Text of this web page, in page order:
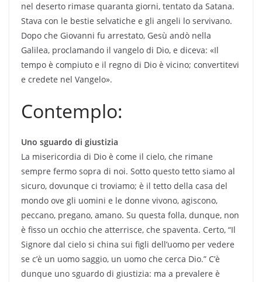
nel deserto rimase quaranta giorni, tentato da Satana.
Stava con le bestie selvatiche e gli angeli lo servivano.
Dopo che Giovanni fu arrestato, Gesù andò nella
Galilea, proclamando il vangelo di Dio, e diceva: «Il
tempo è compiuto e il regno di Dio è vicino; convertitevi
e credete nel Vangelo».
Contemplo:
Uno sguardo di giustizia
La misericordia di Dio è come il cielo, che rimane
sempre fermo sopra di noi. Sotto questo tetto siamo al
sicuro, dovunque ci troviamo; è il tetto della casa del
mondo ove gli uomini e le donne vivono, agiscono,
peccano, pregano, amano. Su questa folla, dunque, non
è fisso un occhio che atterrisce, che spaventa. Certo, “Il
Signore dal cielo si china sui figli dell’uomo per vedere
se c’è un uomo saggio, un uomo che cerca Dio.” C’è
dunque uno sguardo di giustizia: ma a prevalere è